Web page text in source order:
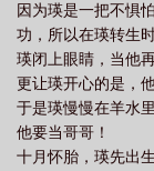
因为瑛是一把不惧
功，所以在瑛转生
瑛闭上眼睛，当他
更让瑛开心的是，
于是瑛慢慢在羊水
他要当哥哥！
十月怀胎，瑛先出